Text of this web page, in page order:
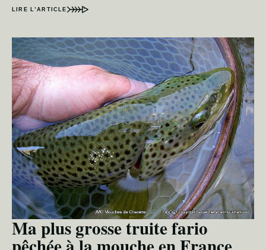
LIRE L’ARTICLE
Ma plus grosse truite fario